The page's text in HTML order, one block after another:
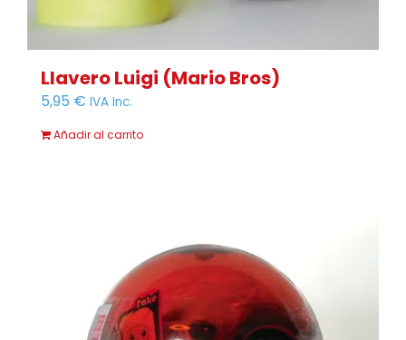
Llavero Luigi (Mario Bros)
5,95 € IVA Inc.
Añadir al carrito